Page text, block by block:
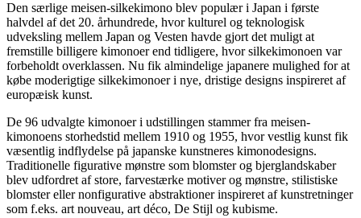
Den særlige meisen-silkekimono blev populær i Japan i første
halvdel af det 20. århundrede, hvor kulturel og teknologisk
udveksling mellem Japan og Vesten havde gjort det muligt at
fremstille billigere kimonoer end tidligere, hvor silkekimonoen var
forbeholdt overklassen. Nu fik almindelige japanere mulighed for at
købe moderigtige silkekimonoer i nye, dristige designs inspireret af
europæisk kunst.
De 96 udvalgte kimonoer i udstillingen stammer fra meisen-
kimonoens storhedstid mellem 1910 og 1955, hvor vestlig kunst fik
væsentlig indflydelse på japanske kunstneres kimonodesigns.
Traditionelle figurative mønstre som blomster og bjerglandskaber
blev udfordret af store, farvestærke motiver og mønstre, stilistiske
blomster eller nonfigurative abstraktioner inspireret af kunstretninger
som f.eks. art nouveau, art déco, De Stijl og kubisme.